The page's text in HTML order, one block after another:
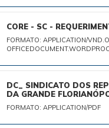
CORE - SC -
FORMATO: APPLICATION/
DC_ SINDICATO DOS
DA GRANDE
FORMATO: APPLICATION/PDF